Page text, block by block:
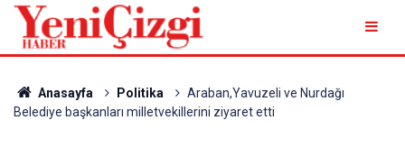
Anasayfa Politika
Araban,Yavuzeli ve Nurdağı
Belediye başkanları milletvekillerini ziyaret etti